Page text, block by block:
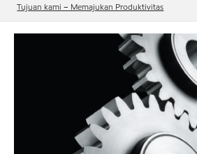
Tujuan kami – Memajukan Produktivitas